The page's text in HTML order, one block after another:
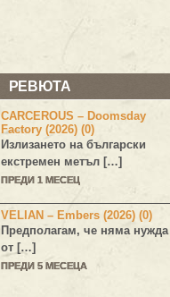
РЕВЮТА
CARCEROUS – Doomsday
Factory (2026) (0)
Излизането на български
екстремен метъл […]
ПРЕДИ 1 МЕСЕЦ
VELIAN – Embers (2026) (0)
Предполагам, че няма нужда
от […]
ПРЕДИ 5 МЕСЕЦА